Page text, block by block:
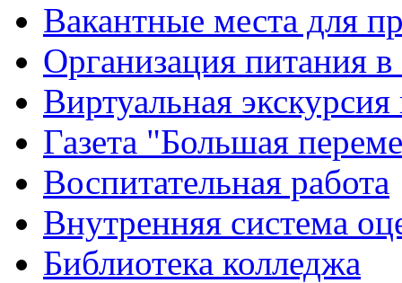
Вакантные места для
Организация питания в
Виртуальная
Газета "Большая
Воспитательная работа
Внутренняя система
Библиотека колледжа